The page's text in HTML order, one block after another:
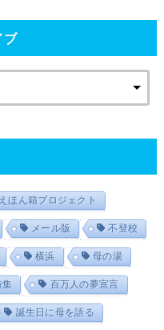
ブ
えほん箱プロジェクト
メール版 不登校
横浜 母の湯
集 百万人の夢宣言
誕生日に母を語る